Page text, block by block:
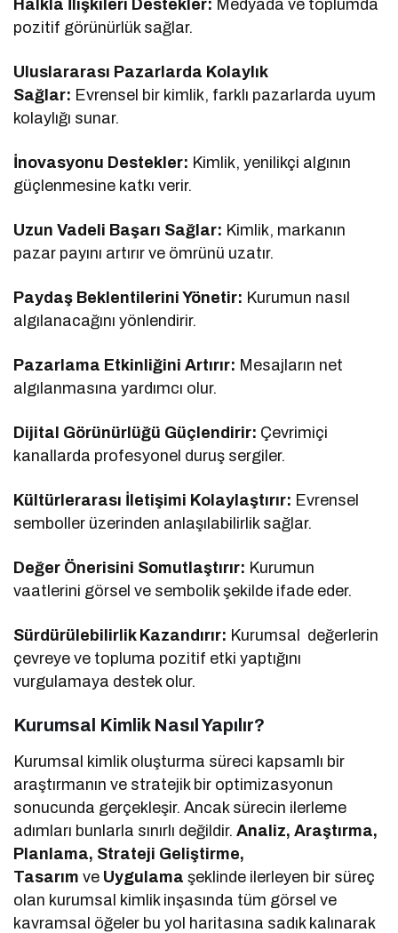
Halkla İlişkileri Destekler: Medyada ve toplumda
pozitif görünürlük sağlar.
Uluslararası Pazarlarda Kolaylık
Sağlar: Evrensel bir kimlik, farklı pazarlarda uyum
kolaylığı sunar.
İnovasyonu Destekler: Kimlik, yenilikçi algının
güçlenmesine katkı verir.
Uzun Vadeli Başarı Sağlar: Kimlik, markanın
pazar payını artırır ve ömrünü uzatır.
Paydaş Beklentilerini Yönetir: Kurumun nasıl
algılanacağını yönlendirir.
Pazarlama Etkinliğini Artırır: Mesajların net
algılanmasına yardımcı olur.
Dijital Görünürlüğü Güçlendirir: Çevrimiçi
kanallarda profesyonel duruş sergiler.
Kültürlerarası İletişimi Kolaylaştırır: Evrensel
semboller üzerinden anlaşılabilirlik sağlar.
Değer Önerisini Somutlaştırır: Kurumun
vaatlerini görsel ve sembolik şekilde ifade eder.
Sürdürülebilirlik Kazandırır: Kurumsal değerlerin
çevreye ve topluma pozitif etki yaptığını
vurgulamaya destek olur.
Kurumsal Kimlik Nasıl Yapılır?
Kurumsal kimlik oluşturma süreci kapsamlı bir
araştırmanın ve stratejik bir optimizasyonun
sonucunda gerçekleşir. Ancak sürecin ilerleme
adımları bunlarla sınırlı değildir.Analiz, Araştırma,
Planlama, Strateji Geliştirme,
Tasarımve Uygulama şeklinde ilerleyen bir süreç
olan kurumsal kimlik inşasında tüm görsel ve
kavramsal öğeler bu yol haritasına sadık kalınarak